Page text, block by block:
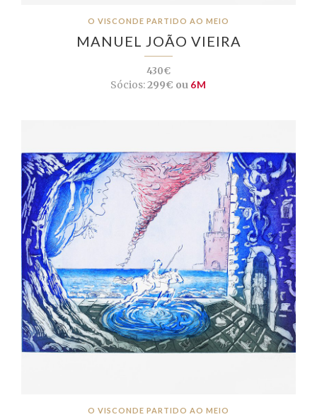
O VISCONDE PARTIDO AO MEIO
MANUEL JOÃO VIEIRA
430€
Sócios:299€ ou 6M
O VISCONDE PARTIDO AO MEIO